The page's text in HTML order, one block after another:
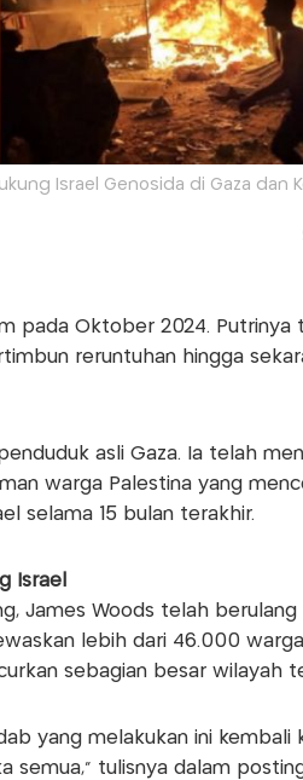
Israel Genosida di Gaza dan
pada Oktober 2024. Putrinya
reruntuhan hingga
asli Gaza. Ia telah
warga Palestina yang
selama 15 bulan terakhir.
Israel
James Woods telah
lebih dari 46.000
sebagian besar wilayah
yang melakukan ini kembali
semua," tulisnya dalam